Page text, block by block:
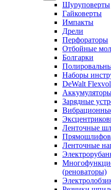
Шуруповерты
Гайковерты
Импакты
Дрели
Перфораторы
Отбойные
Болгарки
Наборы
DeWalt
Зарядные
Ленточные
Ленточные
(реноваторы)